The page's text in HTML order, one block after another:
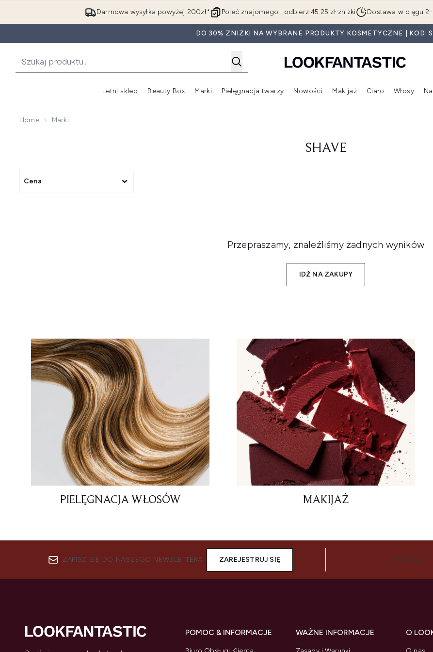
Przejdź do głównej treści
Darmowa wysyłka powyżej 200zł* Poleć znajomego i odbierz 45.25 zł zniżki Dostawa w ciągu
DO 30% ZNIŻKI NA WYBRANE PRODUKTY KOSMETYCZNE | KOD:
Letni sklep Beauty Box
Wejdź do podmenu (Beauty Box)
Marki
Wejdź do podmenu (Marki)
Pielęgnacja twarzy
Wejdź do podmenu (Pielęgnacja twarzy)
Nowości
Wejdź do podmenu (Nowości)
Makijaż Ciało Włosy
Home Marki
SHAVE
Cena
Przepraszamy, znaleźliśmy żadnych wyników
IDŹ NA ZAKUPY
PIELĘGNACJA WŁOSÓW MAKIJAŻ
ZAPISZ SIĘ DO NASZEGO NEWSLETTERA ZAREJESTRUJ SIĘ POŁĄCZ
POMOC & INFORMACJE WAŻNE INFORMACJE O